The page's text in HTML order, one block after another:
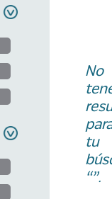
No
tu
“”.